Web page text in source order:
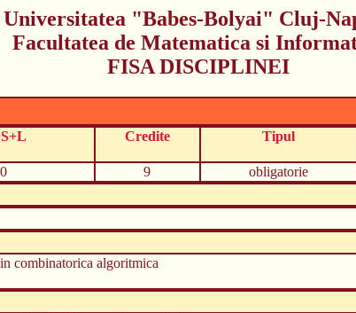
Universitatea "Babes-Bolyai" Cluj-
Facultatea de Matematica si
FISA DISCIPLINEI
Credite Tipul
9 obligatorie
combinatorica algoritmica